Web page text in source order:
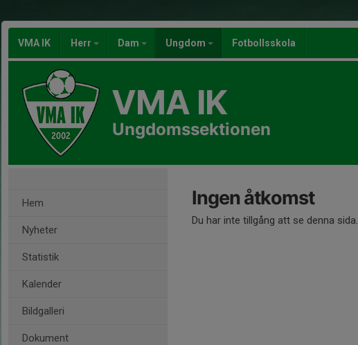
VMA IK Herr Dam Ungdom Fotbollsskola
VMA IK
Ungdomssektionen
Hem
Nyheter
Statistik
Kalender
Bildgalleri
Dokument
Ingen åtkomst
Du har inte tillgång att se denna sida.